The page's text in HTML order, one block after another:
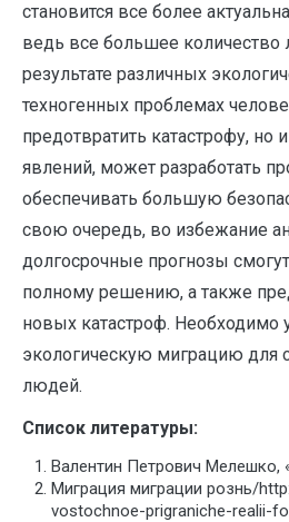
становится все более
ведь все большее количество
результате различных
техногенных проблемах
предотвратить катастрофу,
явлений, может разработать
обеспечивать большую
свою очередь, во избежание
долгосрочные прогнозы
полному решению, а также
новых катастроф. Необходимо
экологическую миграцию для
людей.
Список литературы:
Валентин Петрович Мелешко,
Миграция миграции рознь/
vostochnoe-prigraniche-realii-